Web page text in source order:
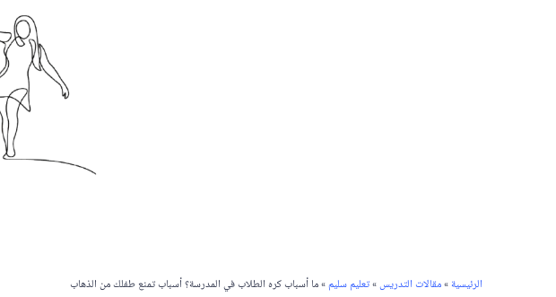
الرئيسية»مقالات التدريس»تعليم سليم»ما أسباب كره الطلاب في المدرسة؟ أسباب تمنع طفلك من الذهاب